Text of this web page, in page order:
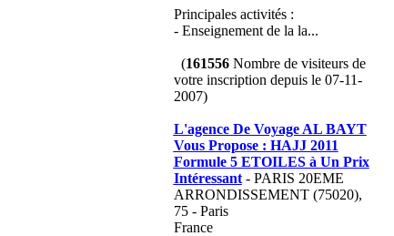
Principales activités :
- Enseignement de la la...
(161556Nombre de visiteurs de
votre inscription depuis le 07-11-
2007)
L'agence De Voyage AL BAYT
Vous Propose : HAJJ 2011
Formule 5 ETOILES à Un Prix
Intéressant- PARIS 20EME
ARRONDISSEMENT (75020),
75 - Paris
France